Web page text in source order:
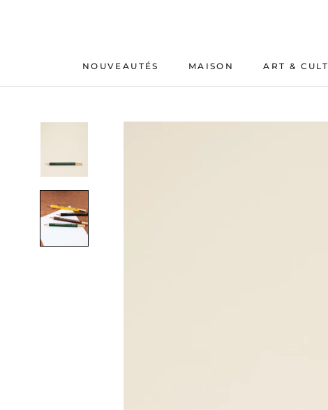
NOUVEAUTÉS
MAISON
ART &